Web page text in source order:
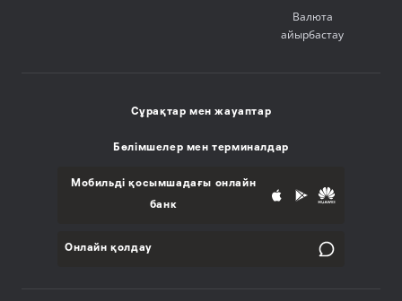
Валюта
айырбастау
Сұрақтар мен жауаптар
Бөлімшелер мен терминалдар
Мобильді қосымшадағы онлайн
банк
Онлайн қолдау